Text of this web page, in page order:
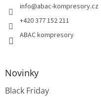
info@abac-kompresory.cz
+420 377 152 211
ABAC kompresory
Novinky
Black Friday